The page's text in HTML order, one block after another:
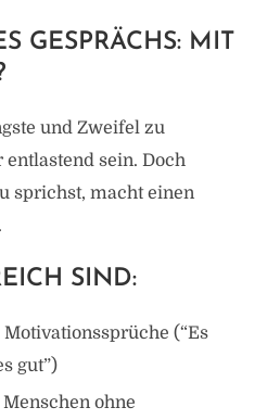
GESPRÄCHS: MIT
und Zweifel zu
sein. Doch
sprichst, macht einen
SIND:
(“Es
gut”)
ohne